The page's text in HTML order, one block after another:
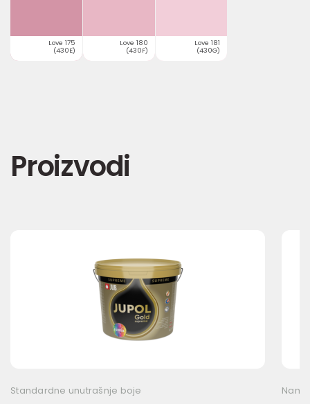
Love 175
(430E)
Love 180
(430F)
Love 181
(430G)
Proizvodi
Standardne unutrašnje boje